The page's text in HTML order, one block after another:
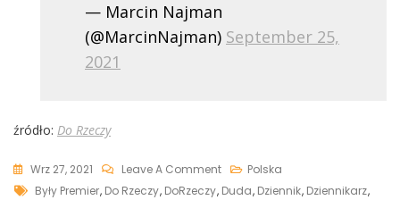
— Marcin Najman
(@MarcinNajman) September 25,
2021
źródło: Do Rzeczy
Wrz 27, 2021 Leave A CommentOn
Marcin
Polska
Tags
Były Premier, Do Rzeczy, DoRzeczy, Duda, Dziennik, Dziennikarz,